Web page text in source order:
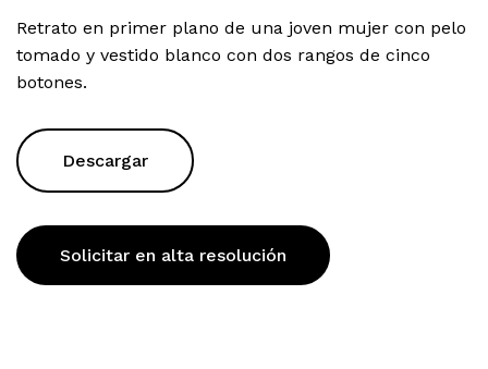
Retrato en primer plano de una joven mujer con pelo
tomado y vestido blanco con dos rangos de cinco
botones.
Descargar
Solicitar en alta resolución